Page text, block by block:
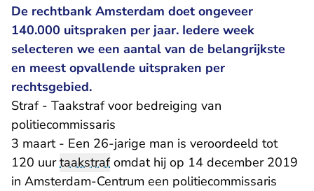
De rechtbank Amsterdam doet ongeveer
140.000 uitspraken per jaar. Iedere week
selecteren we een aantal van de belangrijkste
en meest opvallende uitspraken per
rechtsgebied.
Straf - Taakstraf voor bedreiging van
politiecommissaris
3 maart - Een 26-jarige man is veroordeeld tot
120 uurtaakstrafomdat hij op 14 december 2019
in Amsterdam-Centrum een politiecommissaris